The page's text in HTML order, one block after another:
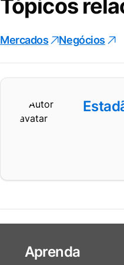
Tópicos
Mercados Negócios
Aprenda